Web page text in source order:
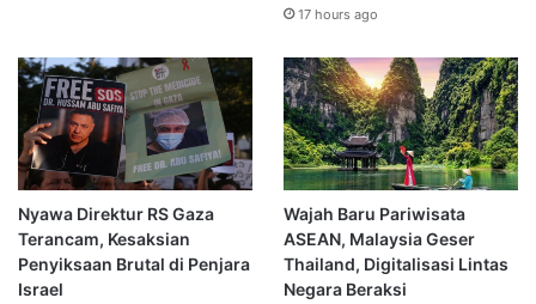
17 hours ago
Nyawa Direktur RS Gaza
Terancam, Kesaksian
Penyiksaan Brutal di Penjara
Israel
Wajah Baru Pariwisata
ASEAN, Malaysia Geser
Thailand, Digitalisasi Lintas
Negara Beraksi